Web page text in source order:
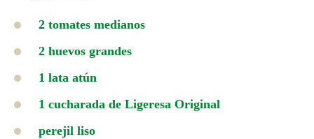
2 tomates medianos
2 huevos grandes
1 lata atún
1 cucharada de Ligeresa Original
perejil liso